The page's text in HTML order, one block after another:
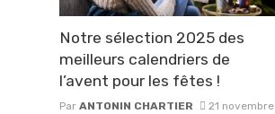
Notre sélection 2025 des
meilleurs calendriers de
l’avent pour les fêtes !
Par ANTONIN CHARTIER
21 novembre